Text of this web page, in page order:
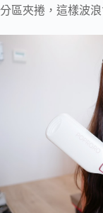
分區夾捲，這樣波浪